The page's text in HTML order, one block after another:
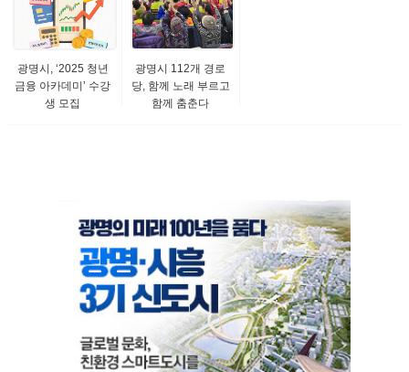
광명시, ‘2025 청년
금융 아카데미’ 수강
생 모집
광명시 112개 경로
당, 함께 노래 부르고
함께 춤춘다